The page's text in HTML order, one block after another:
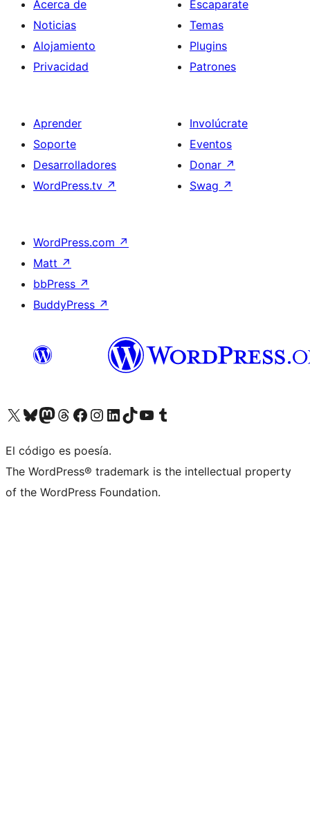
Acerca de
Noticias
Alojamiento
Privacidad
Escaparate
Temas
Plugins
Patrones
Aprender
Soporte
Desarrolladores
WordPress.tv ↗
Involúcrate
Eventos
Donar ↗
Swag ↗
WordPress.com ↗
Matt ↗
bbPress ↗
BuddyPress ↗
Visita nuestra cuenta de X (anteriormente Twitter)
Visita nuestra cuenta de Bluesky
Visita nuestra cuenta de Mastodon
Visita nuestra cuenta de Threads
Visita nuestra página de Facebook
Visita nuestra cuenta de Instagram
Visita nuestra cuenta de LinkedIn
Visita nuestra cuenta de TikTok
Visita nuestro canal de YouTube
Visita nuestra cuenta de Tumblr
El código es poesía.
The WordPress® trademark is the intellectual property
of the WordPress Foundation.